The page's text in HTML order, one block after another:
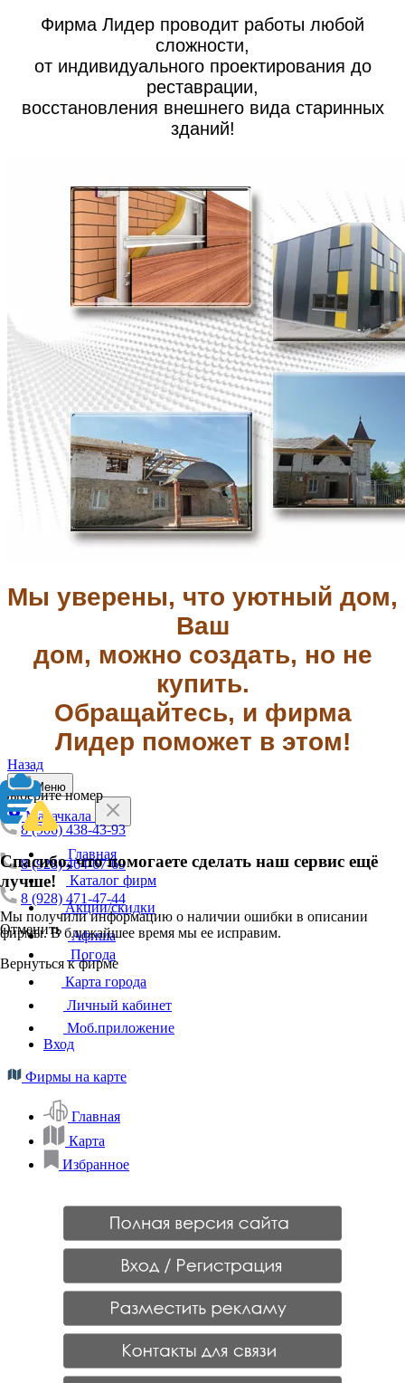
Фирма Лидер проводит работы любой
сложности,
от индивидуального проектирования до
реставрации,
восстановления внешнего вида старинных
зданий!
Мы уверены, что уютный дом,
Ваш
дом, можно создать, но не
купить.
Обращайтесь, и фирма
Лидер поможет в этом!
Назад
Выберите номер
8 (906) 438-43-93
8 (928) 464-67-69
8 (928) 471-47-44
Отменить
Спасибо, что помогаете сделать наш сервис ещё
лучше!
Мы получили информацию о наличии ошибки в описании
фирмы. В ближайшее время мы ее исправим.
Вернуться к фирме
Меню
Махачкала
Главная
Каталог фирм
Акции/скидки
Афиша
Погода
Карта города
Личный кабинет
Моб.приложение
Вход
Фирмы на карте
Главная
Карта
Избранное